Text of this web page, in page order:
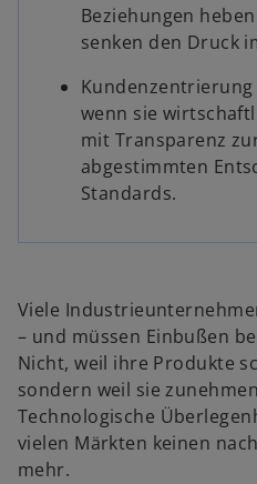
Beziehungen
senken den Druck
wenn sie
mit Transparenz
abgestimmten
Standards.
Viele
– und müssen Einbußen
Nicht, weil ihre Produkte
sondern weil sie
Technologische
vielen Märkten keinen
mehr.